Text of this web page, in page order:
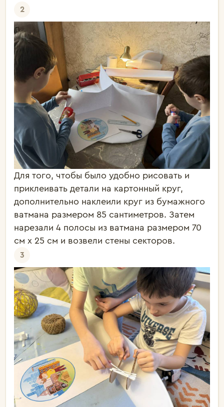
2
Для того, чтобы было удобно рисовать и
приклеивать детали на картонный круг,
дополнительно наклеили круг из бумажного
ватмана размером 85 сантиметров. Затем
нарезали 4 полосы из ватмана размером 70
см х 25 см и возвели стены секторов.
3